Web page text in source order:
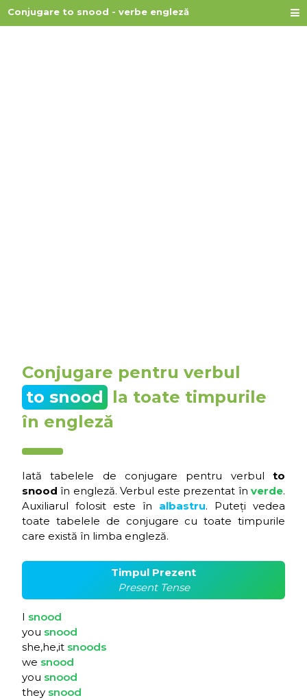
Conjugare to snood - verbe engleză
Conjugare pentru verbul
to snood la toate timpurile
în engleză
Iată tabelele de conjugare pentru verbul to
snood în engleză. Verbul este prezentat în verde.
Auxiliarul folosit este în albastru. Puteți vedea
toate tabelele de conjugare cu toate timpurile
care există în limba engleză.
Timpul Prezent
Present Tense
I snood
you snood
she,he,it snoods
we snood
you snood
they snood